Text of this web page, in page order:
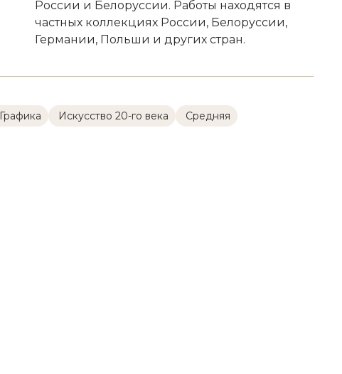
России и Белоруссии. Работы находятся в
частных коллекциях России, Белоруссии,
Германии, Польши и других стран.
Графика Искусство 20-го века Cредняя